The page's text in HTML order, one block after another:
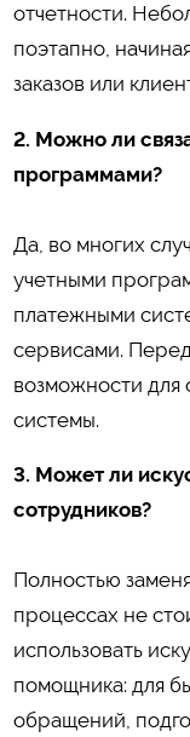
отчетности.
поэтапно,
заказов или
2. Можно ли
программами?
Да, во многих
учетными
платежными
сервисами.
возможности для
системы.
3. Может ли
сотрудников?
Полностью
процессах не
использовать
помощника: для
обращений,